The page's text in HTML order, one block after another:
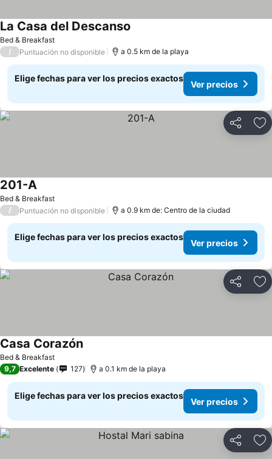
Bed & Breakfast
La Casa del Descanso
/ Puntuación no disponible a 0.5 km de la playa
Elige fechas para ver los precios exactos
Ver precios
Compartir
Bed & Breakfast
201-AVer precios
/ Puntuación no disponible a 0.9 km de: Centro de la ciudad
Elige fechas para ver los precios exactos
Ver precios
Compartir
Bed & Breakfast
Casa CorazónVer precios
9,7 Excelente 127 a 0.1 km de la playa
Elige fechas para ver los precios exactos
Ver precios
Compartir